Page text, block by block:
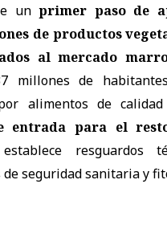
unprimer paso de
de productos
al mercado
millones de
alimentos de
entrada para el
resguardos
de seguridad sanitaria y